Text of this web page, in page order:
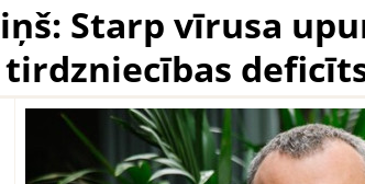
Starp vīrusa